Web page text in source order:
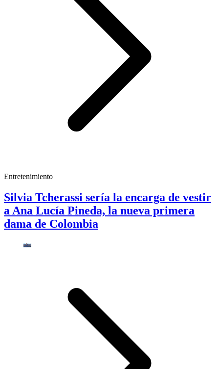
Entretenimiento
Silvia Tcherassi sería la encarga de vestir
a Ana Lucía Pineda, la nueva primera
dama de Colombia